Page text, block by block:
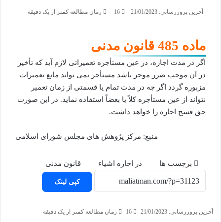
آخرین بروزرسانی: 21/01/2023 16 زمان مطالعه کمتر از یک دقیقه
ماده 485 قانون مدنی
اگر در مدت اجاره، در عین مستأجره تعمیراتی لازم آید که تأخیر
در آن موجب ضرر موجر باشد مستأجر نمی تواند مانع تعمیرات
مزبوره گردد اگر چه در مدت تمام یا قسمتی از زمان تعمیر
نتواند از عین مستأجره کلاً یا بعضاً استفاده نماید. در این صورت
حق فسخ اجاره را خواهد داشت.
منبع: مرکز پژوهش های مجلس شورای اسلامی
برچسب ها در اجاره اشیاء قانون مدنی
کپی لینک
آخرین بروزرسانی: 21/01/2023 16 زمان مطالعه کمتر از یک دقیقه